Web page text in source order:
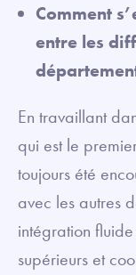
Comment
entre les
En travaillant
qui est le
toujours été
avec les autres
intégration
supérieurs et